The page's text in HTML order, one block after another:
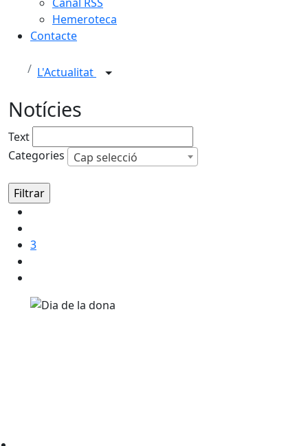
Hemeroteca
Contacte
L'Actualitat
Notícies
Text
Categories
Cap selecció
3